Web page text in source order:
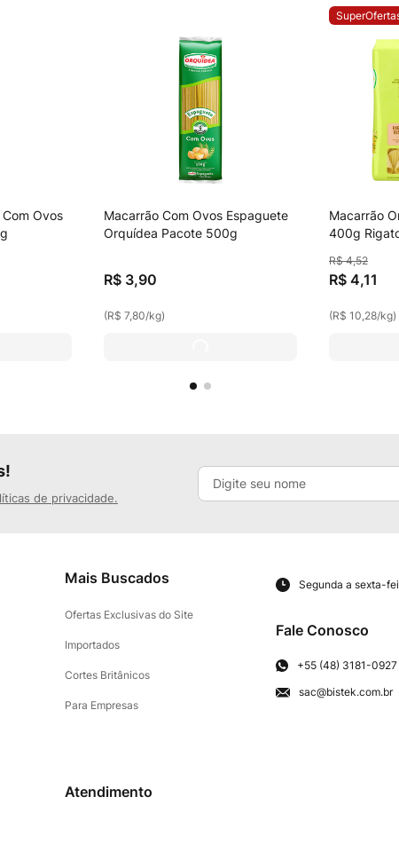
Ovos
Macarrão Com Ovos Espaguete
Orquídea Pacote 500g
R$ 3,90
(R$ 7,80/kg)
Macarrão
400g
Gaiolas
R$ 4,52
R$ 4,11
(R$ 10,28/kg)
de privacidade.
Mais Buscados
Ofertas Exclusivas do Site
Importados
Cortes Britânicos
Para Empresas
Atendimento
Segunda a sexta-
Fale Conosco
+55 (48) 3181-0927
sac@bistek.com.br